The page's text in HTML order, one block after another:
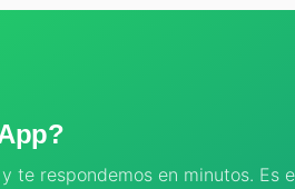
te respondemos en minutos. Es